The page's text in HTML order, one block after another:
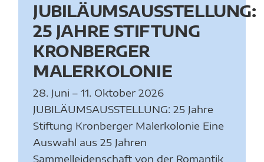
JUBILÄUMSAUSSTELLUNG:
25 JAHRE STIFTUNG
KRONBERGER
MALERKOLONIE
28. Juni – 11. Oktober 2026
JUBILÄUMSAUSSTELLUNG: 25 Jahre
Stiftung Kronberger Malerkolonie Eine
Auswahl aus 25 Jahren
Sammelleidenschaft von der Romantik